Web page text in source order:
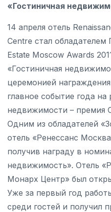
«Гостиничная
14 апреля отель
Centre стал
Estate Moscow Awards
«Гостиничная
церемонией
главное событие года
недвижимости – премия
Одним из обладателей
отель «Ренессанс
получив награду в
недвижимость». Отель
Монарх Центр» был
Уже за первый год
среди гостей и получил